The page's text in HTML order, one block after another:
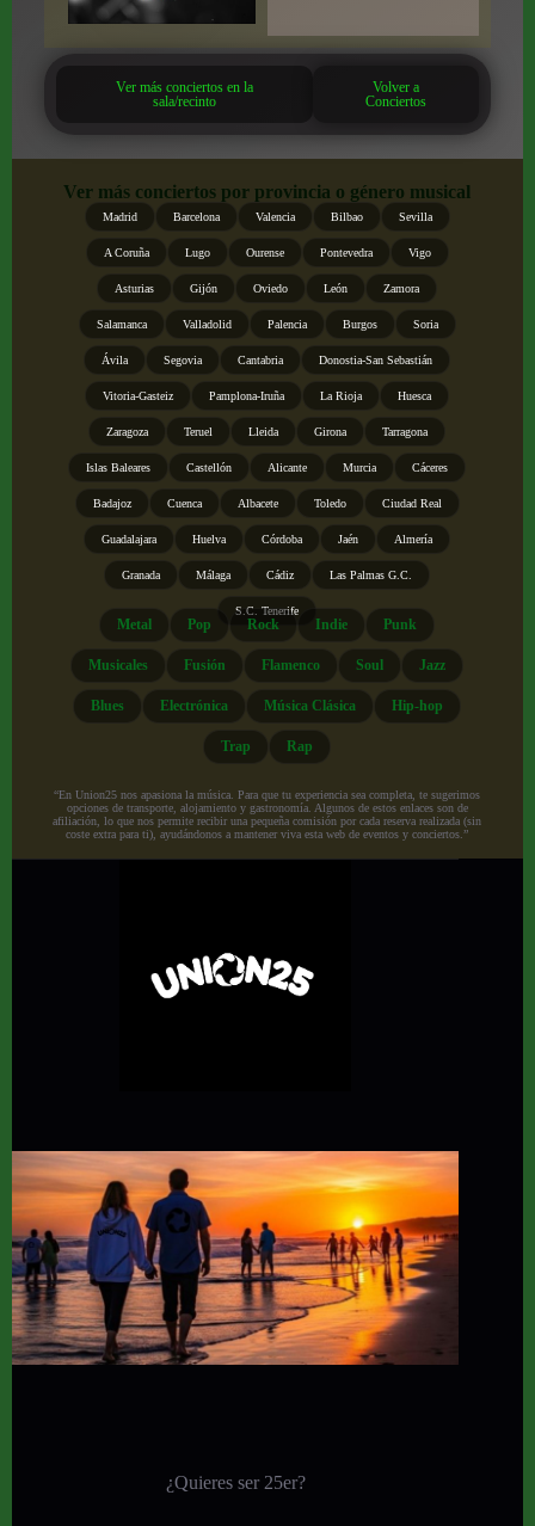
Ver más conciertos en la
sala/recinto
Volver a
Conciertos
Ver más conciertos por provincia o género musical
Madrid Barcelona Valencia Bilbao Sevilla
A Coruña Lugo Ourense Pontevedra Vigo
Asturias Gijón Oviedo León Zamora
Salamanca Valladolid Palencia Burgos Soria
Ávila Segovia Cantabria Donostia-San Sebastián
Vitoria-Gasteiz Pamplona-Iruña La Rioja Huesca
Zaragoza Teruel Lleida Girona Tarragona
Islas Baleares Castellón Alicante Murcia Cáceres
Badajoz Cuenca Albacete Toledo Ciudad Real
Guadalajara Huelva Córdoba Jaén Almería
Granada Málaga Cádiz Las Palmas G.C.
S.C. Tenerife
Metal Pop Rock Indie Punk
Musicales Fusión Flamenco Soul Jazz
Blues Electrónica Música Clásica Hip-hop
Trap Rap
“En Union25 nos apasiona la música. Para que tu experiencia sea completa, te sugerimos
opciones de transporte, alojamiento y gastronomía. Algunos de estos enlaces son de
afiliación, lo que nos permite recibir una pequeña comisión por cada reserva realizada (sin
coste extra para ti), ayudándonos a mantener viva esta web de eventos y conciertos.”
¿Quieres ser 25er?